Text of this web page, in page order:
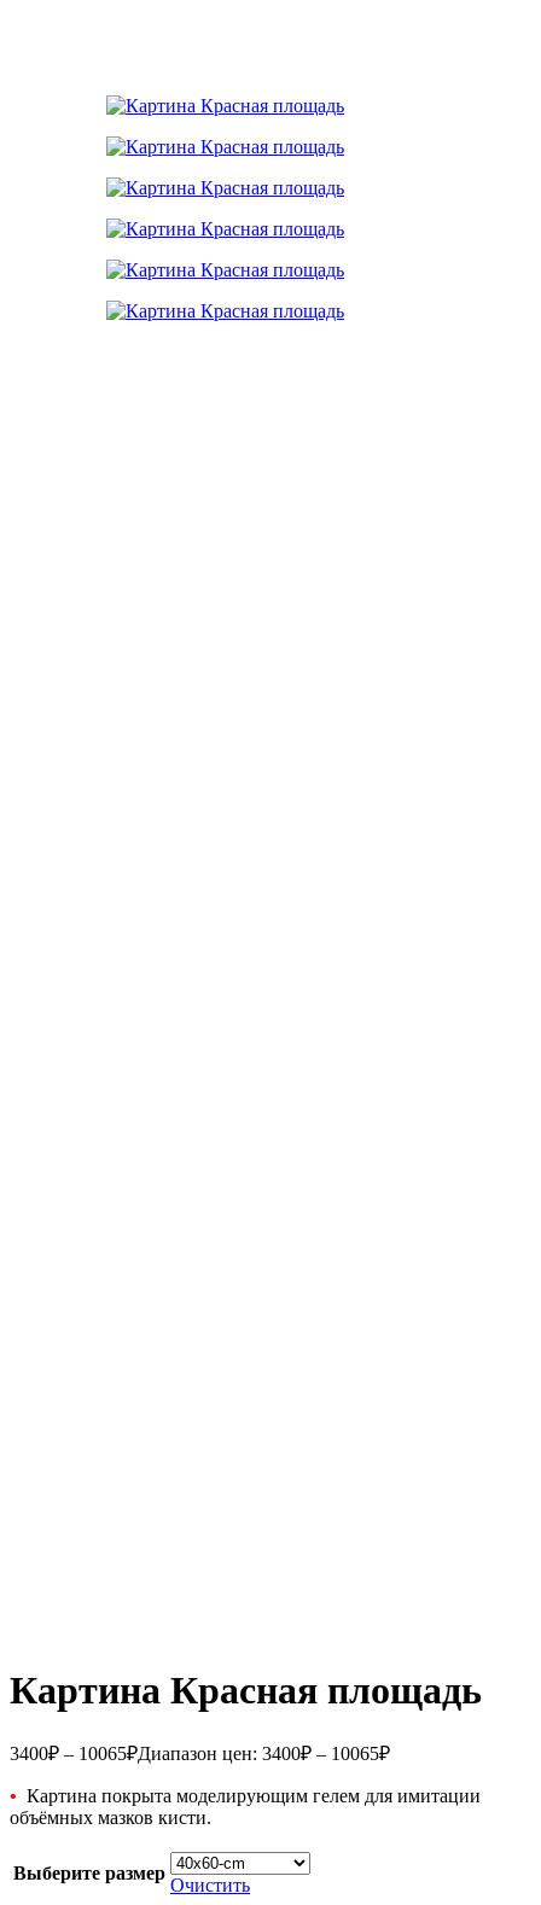
Картина Красная площадь
3400₽ – 10065₽Диапазон цен: 3400₽ – 10065₽
• Картина покрыта моделирующим гелем для имитации
объёмных мазков кисти.
Выберите размер
Очистить